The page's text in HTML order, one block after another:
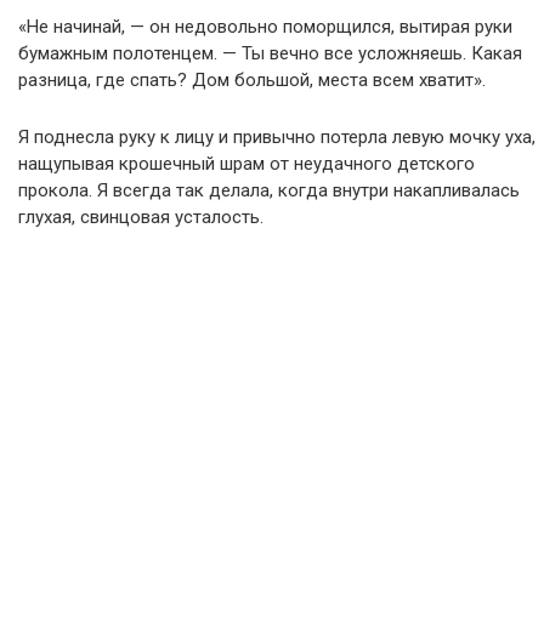
«Не начинай, — он недовольно поморщился, вытирая руки
бумажным полотенцем. — Ты вечно все усложняешь. Какая
разница, где спать? Дом большой, места всем хватит».
Я поднесла руку к лицу и привычно потерла левую мочку уха,
нащупывая крошечный шрам от неудачного детского
прокола. Я всегда так делала, когда внутри накапливалась
глухая, свинцовая усталость.